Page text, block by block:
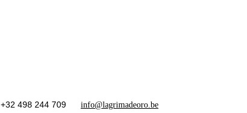
+32 498 244 709 info@lagrimadeoro.be